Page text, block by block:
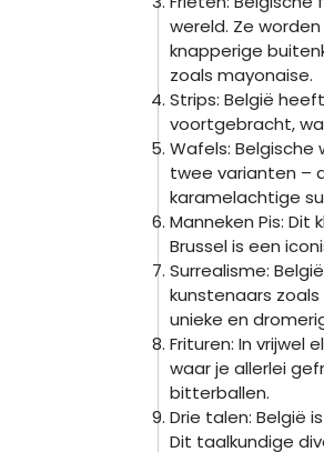
wereld. Ze
knapperige
zoals mayonaise.
Strips: België
voortgebracht,
Wafels: Belgische
twee varianten –
karamelachtige
Manneken Pis:
Brussel is een
Surrealisme:
kunstenaars
unieke en
Frituren: In vrijwel
waar je allerlei
bitterballen.
Drie talen: België
Dit taalkundige